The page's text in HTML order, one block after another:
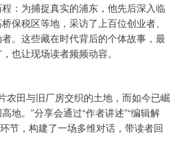
：为捕捉真实的浦东，他先后深入临
保税区等地，采访了上百位创业者、
。这些藏在时代背后的个体故事，最
也让现场读者频频动容。
农田与旧厂房交织的土地，而如今已崛
地。”分享会通过“作者讲述”“编辑解
节，构建了一场多维对话，带读者回